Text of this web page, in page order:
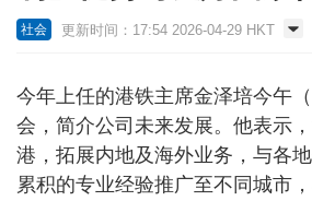
社会 更新时间：17:54 2026-04-29 HKT
今年上任的港铁主席金泽培今午
会，简介公司未来发展。他表示
港，拓展内地及海外业务，与各
累积的专业经验推广至不同城市